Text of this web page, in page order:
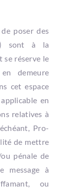
poser des
sont à la
se réserve le
demeure
cet espace
en
relatives à
Pro-
de mettre
pénale de
message à
ou